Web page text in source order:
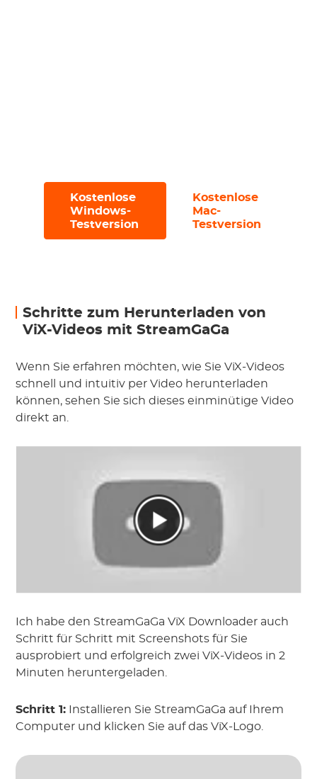
Kostenlose
Windows-
Testversion
Kostenlose
Mac-
Testversion
Schritte zum Herunterladen von
ViX-Videos mit StreamGaGa
Wenn Sie erfahren möchten, wie Sie ViX-Videos
schnell und intuitiv per Video herunterladen
können, sehen Sie sich dieses einminütige Video
direkt an.
Ich habe den StreamGaGa ViX Downloader auch
Schritt für Schritt mit Screenshots für Sie
ausprobiert und erfolgreich zwei ViX-Videos in 2
Minuten heruntergeladen.
Schritt 1: Installieren Sie StreamGaGa auf Ihrem
Computer und klicken Sie auf das ViX-Logo.